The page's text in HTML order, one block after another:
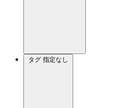
タグ 指定なし